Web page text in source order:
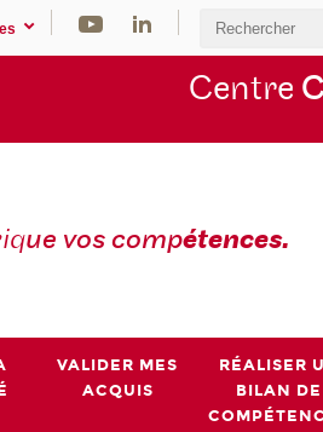
Centre
ue vos compétences.
VALIDER MES
ACQUIS
RÉALISER
BILAN DE